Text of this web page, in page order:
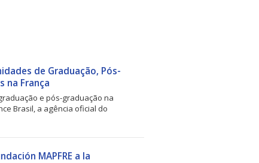
de Graduação, Pós-
na França
e pós-graduação na
Brasil, a agência oficial do
MAPFRE a la